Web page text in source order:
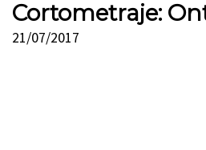
Cortometraje:
21/07/2017